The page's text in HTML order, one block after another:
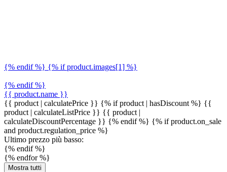
{% endif %} {% if product.images[1] %}
{% endif %}
{{ product.name }}
{{ product | calculatePrice }} {% if product | hasDiscount %} {{
product | calculateListPrice }} {{ product |
calculateDiscountPercentage }} {% endif %} {% if product.on_sale
and product.regulation_price %}
Ultimo prezzo più basso:
{% endif %}
{% endfor %}
Mostra tutti